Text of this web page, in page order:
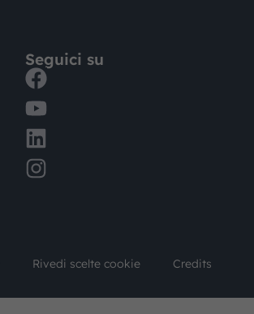
Seguici su
Rivedi scelte cookie Credits